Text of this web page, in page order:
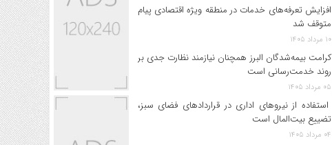
افزایش تعرفه‌های خدمات در منطقه ویژه اقتصادی پیام
متوقف شد
۱۰ مرداد ۱۴۰۵
کرامت بیمه‌شدگان البرز همچنان نیازمند نظارت جدی بر
روند خدمت‌رسانی است
۰۵ مرداد ۱۴۰۵
استفاده از نیروهای اداری در قراردادهای فضای سبز،
تضییع بیت‌المال است
۰۴ مرداد ۱۴۰۵